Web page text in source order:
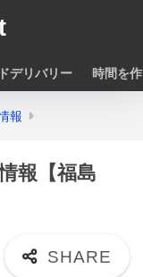
デリバリー 時間を
報
報【福島